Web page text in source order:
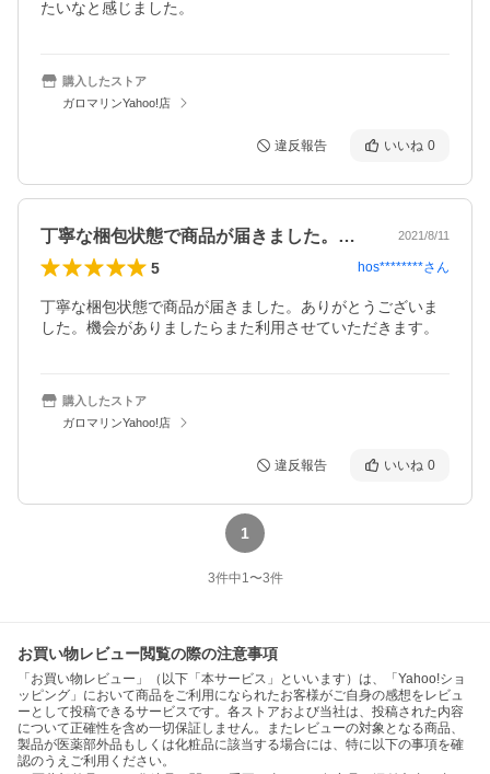
購入したストア
ガロマリンYahoo!店
違反報告 いいね 0
丁寧な梱包状態で商品が届きました。あり… 2021/8/11
5 hos********さん
丁寧な梱包状態で商品が届きました。ありがとうございま
した。機会がありましたらまた利用させていただきます。
購入したストア
ガロマリンYahoo!店
違反報告 いいね 0
1
3件中1〜3件
お買い物レビュー閲覧の際の注意事項
「お買い物レビュー」（以下「本サービス」といいます）は、「Yahoo!ショ
ッピング」において商品をご利用になられたお客様がご自身の感想をレビュ
ーとして投稿できるサービスです。各ストアおよび当社は、投稿された内容
について正確性を含め一切保証しません。またレビューの対象となる商品、
製品が医薬部外品もしくは化粧品に該当する場合には、特に以下の事項を確
認のうえご利用ください。